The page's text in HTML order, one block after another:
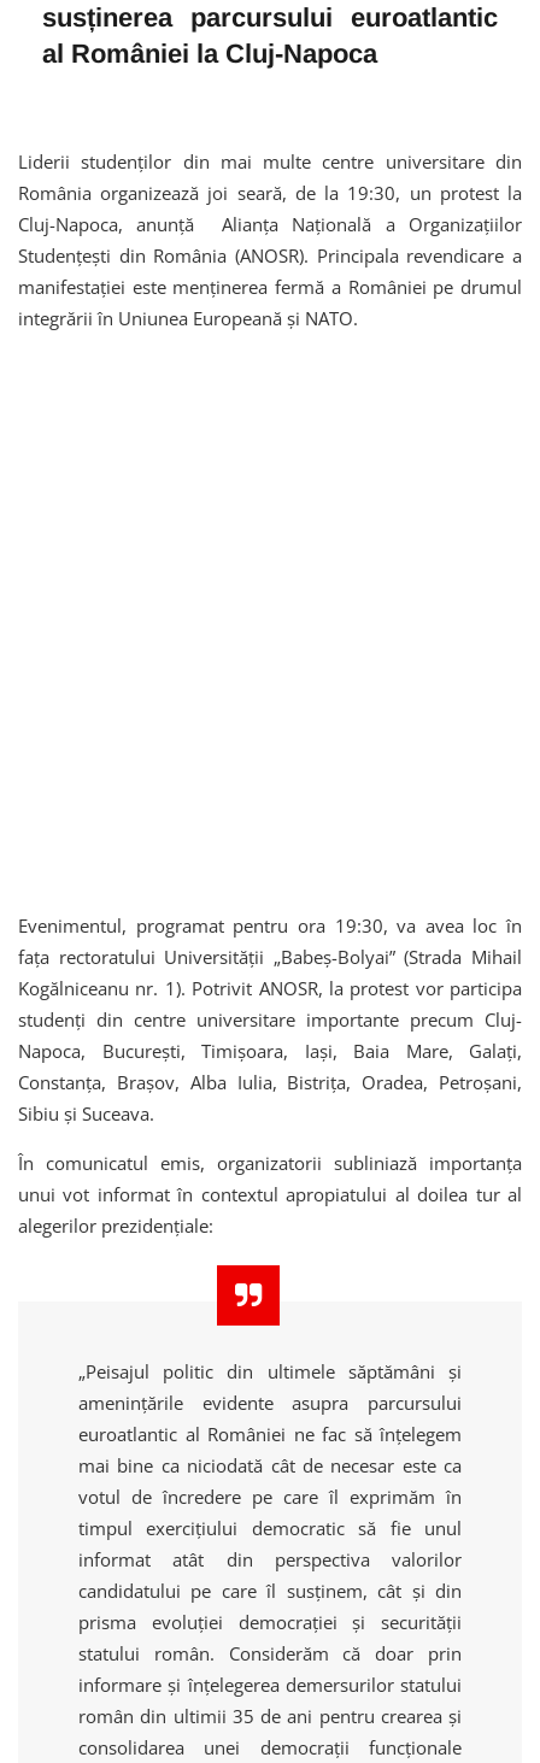
susținerea parcursului euroatlantic
al României la Cluj-Napoca
Liderii studenților din mai multe centre universitare din
România organizează joi seară, de la 19:30, un protest la
Cluj-Napoca, anunță Alianța Națională a Organizațiilor
Studențești din România (ANOSR). Principala revendicare a
manifestației este menținerea fermă a României pe drumul
integrării în Uniunea Europeană și NATO.
Evenimentul, programat pentru ora 19:30, va avea loc în
fața rectoratului Universității „Babeș-Bolyai” (Strada Mihail
Kogălniceanu nr. 1). Potrivit ANOSR, la protest vor participa
studenți din centre universitare importante precum Cluj-
Napoca, București, Timișoara, Iași, Baia Mare, Galați,
Constanța, Brașov, Alba Iulia, Bistrița, Oradea, Petroșani,
Sibiu și Suceava.
În comunicatul emis, organizatorii subliniază importanța
unui vot informat în contextul apropiatului al doilea tur al
alegerilor prezidențiale:
„Peisajul politic din ultimele săptămâni și
amenințările evidente asupra parcursului
euroatlantic al României ne fac să înțelegem
mai bine ca niciodată cât de necesar este ca
votul de încredere pe care îl exprimăm în
timpul exercițiului democratic să fie unul
informat atât din perspectiva valorilor
candidatului pe care îl susținem, cât și din
prisma evoluției democrației și securității
statului român. Considerăm că doar prin
informare și înțelegerea demersurilor statului
român din ultimii 35 de ani pentru crearea și
consolidarea unei democrații funcționale